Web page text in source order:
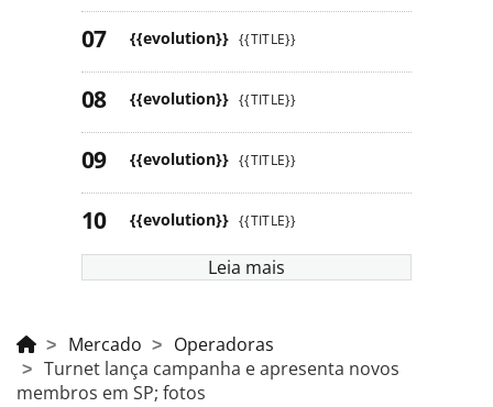
{{evolution}} {{TITLE}}
{{evolution}} {{TITLE}}
{{evolution}} {{TITLE}}
{{evolution}} {{TITLE}}
Leia mais
Mercado
Operadoras
Turnet lança campanha e apresenta novos
membros em SP; fotos